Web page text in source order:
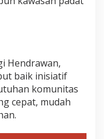
Hendrawan,
baik inisiatif
komunitas
cepat, mudah